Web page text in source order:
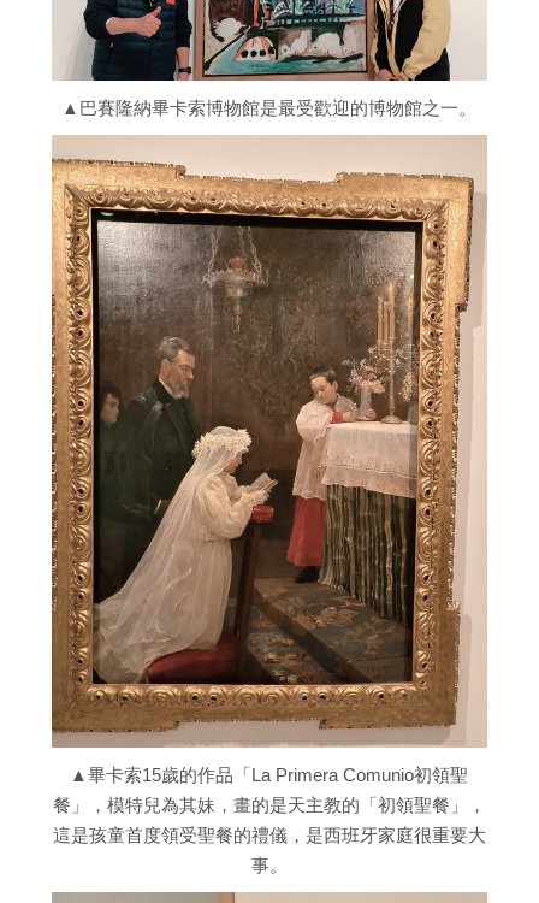
▲巴賽隆納畢卡索博物館是最受歡迎的博物館之一。
▲畢卡索15歲的作品「La Primera Comunio初領聖
餐」，模特兒為其妹，畫的是天主教的「初領聖餐」，
這是孩童首度領受聖餐的禮儀，是西班牙家庭很重要大
事。